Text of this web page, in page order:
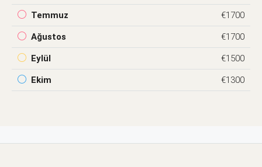
Temmuz €1700
Ağustos €1700
Eylül €1500
Ekim €1300